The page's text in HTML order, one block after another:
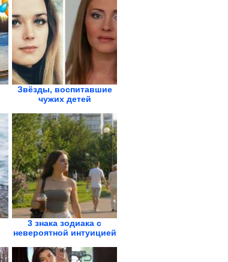
Звёзды, воспитавшие
чужих детей
3 знака зодиака с
невероятной интуицией